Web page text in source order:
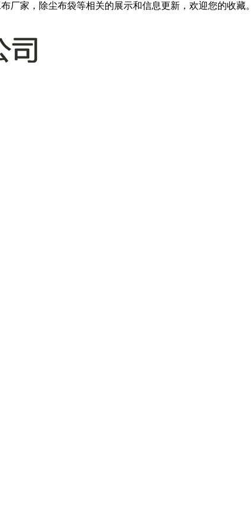
布厂家，除尘布袋等相关的展示和信息更新，欢迎您的收藏。